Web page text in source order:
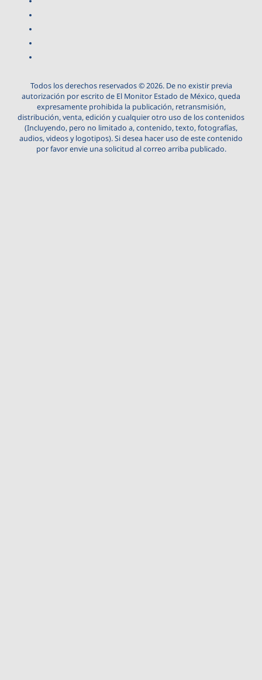
Todos los derechos reservados © 2026. De no existir previa
autorización por escrito de El Monitor Estado de México, queda
expresamente prohibida la publicación, retransmisión,
distribución, venta, edición y cualquier otro uso de los contenidos
(Incluyendo, pero no limitado a, contenido, texto, fotografías,
audios, videos y logotipos). Si desea hacer uso de este contenido
por favor envie una solicitud al correo arriba publicado.